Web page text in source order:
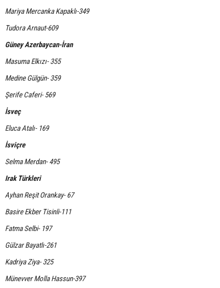
Mariya Mercanka Kapaklı-349
Tudora Arnaut-609
Güney Azerbaycan-İran
Masuma Elkızı- 355
Medine Gülgün- 359
Şerife Caferi- 569
İsveç
Eluca Atalı- 169
İsviçre
Selma Merdan- 495
Irak Türkleri
Ayhan Reşit Orankay- 67
Basire Ekber Tisinli-111
Fatma Selbi- 197
Gülzar Bayatlı-261
Kadriya Ziya- 325
Münevver Molla Hassun-397